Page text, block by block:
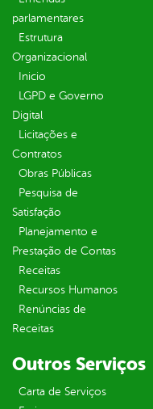
parlamentares
Estrutura
Organizacional
Inicio
LGPD e Governo
Digital
Licitações e
Contratos
Obras Públicas
Pesquisa de
Satisfação
Planejamento e
Prestação de Contas
Receitas
Recursos Humanos
Renúncias de
Receitas
Outros Serviços
Carta de Serviços